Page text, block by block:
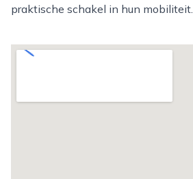
praktische schakel in hun mobiliteit.